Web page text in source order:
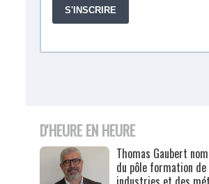
D'HEURE EN HEURE
Thomas Gaubert
du pôle formation de